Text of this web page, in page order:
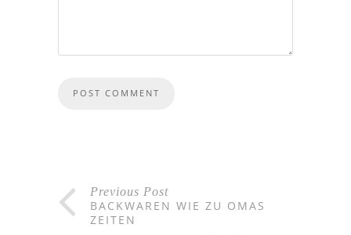
Previous Post
BACKWAREN WIE ZU OMAS
ZEITEN